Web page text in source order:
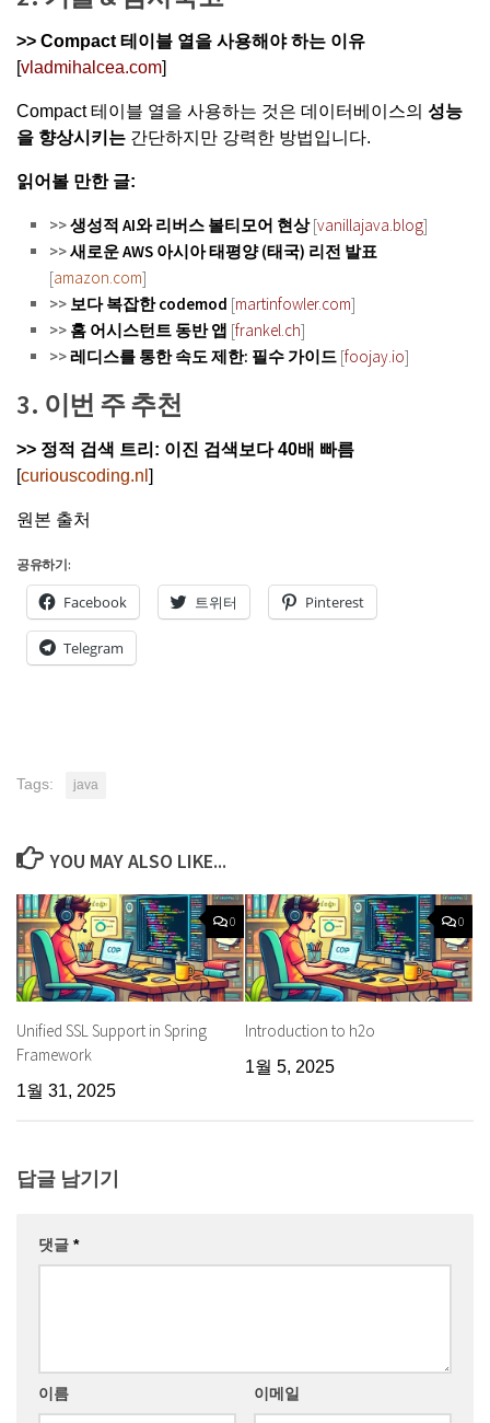
>> Compact 테이블 열을 사용해야 하는 이유
[vladmihalcea.com]
Compact 테이블 열을 사용하는 것은 데이터베이스의 성능
을 향상시키는 간단하지만 강력한 방법입니다.
읽어볼 만한 글:
>>생성적 AI와 리버스 볼티모어 현상[vanillajava.blog]
>>새로운 AWS 아시아 태평양 (태국) 리전 발표
[amazon.com]
>> 보다 복잡한 codemod [martinfowler.com]
>> 홈 어시스턴트 동반 앱 [frankel.ch]
>>레디스를 통한 속도 제한: 필수 가이드 [foojay.io]
3. 이번 주 추천
>> 정적 검색 트리: 이진 검색보다 40배 빠름
[curiouscoding.nl ]
원본 출처
공유하기:
Facebook 트위터 Pinterest
Telegram
Tags: java
YOU MAY ALSO LIKE...
0
Unified SSL Support in Spring
Framework
1월 31, 2025
0
Introduction to h2o
1월 5, 2025
답글 남기기
댓글 *
이름 이메일